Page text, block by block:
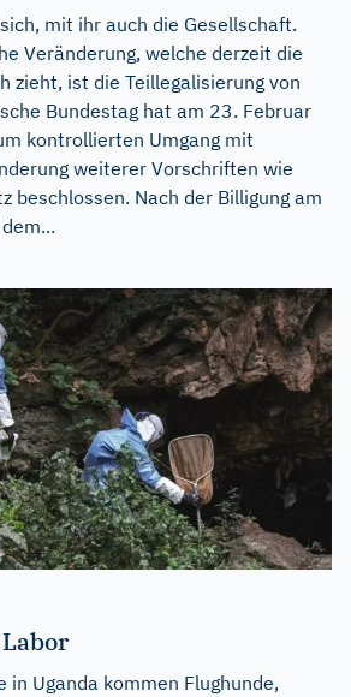
mit ihr auch die Gesellschaft.
Veränderung, welche derzeit die
zieht, ist die Teillegalisierung von
Bundestag hat am 23. Februar
kontrollierten Umgang mit
weiterer Vorschriften wie
beschlossen. Nach der Billigung am
in Uganda kommen Flughunde,